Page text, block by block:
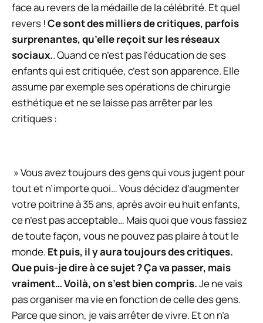
face au revers de la médaille de la célébrité. Et quel
revers !Ce sont des milliers de critiques, parfois
surprenantes, qu’elle reçoit sur les réseaux
sociaux.. Quand ce n’est pas l’éducation de ses
enfants qui est critiquée, c’est son apparence. Elle
assume par exemple ses opérations de chirurgie
esthétique et ne se laisse pas arrêter par les
critiques :
»Vous avez toujours des gens qui vous jugent pour
tout et n’importe quoi… Vous décidez d’augmenter
votre poitrine à 35 ans, après avoir eu huit enfants,
ce n’est pas acceptable… Mais quoi que vous fassiez
de toute façon, vous ne pouvez pas plaire à tout le
monde. Et puis, il y aura toujours des critiques.
Que puis-je dire à ce sujet ? Ça va passer, mais
vraiment… Voilà, on s’est bien compris.Je ne vais
pas organiser ma vie en fonction de celle des gens.
Parce que sinon, je vais arrêter de vivre. Et on n’a